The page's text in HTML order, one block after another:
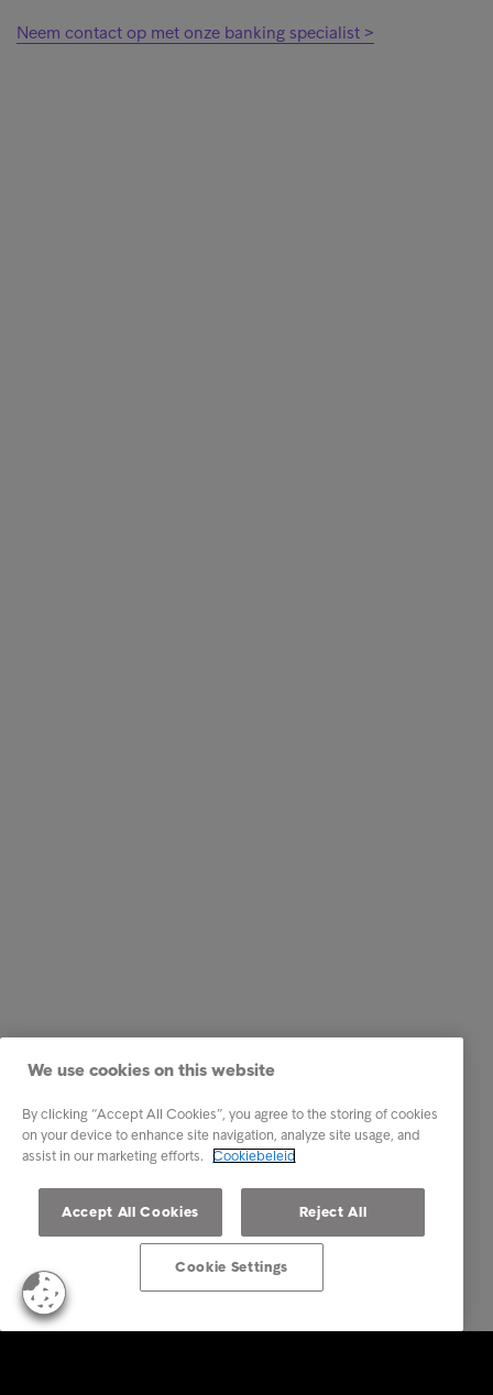
Neem contact op met onze banking specialist >
We use cookies on this website
By clicking “Accept All Cookies”, you agree to the storing of cookies
on your device to enhance site navigation, analyze site usage, and
assist in our marketing efforts. Cookiebeleid
Accept All Cookies Reject All
Cookie Settings